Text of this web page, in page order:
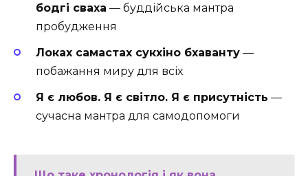
бодгі сваха — буддійська мантра
пробудження
Локах самастах сукхіно бхаванту —
побажання миру для всіх
Я є любов. Я є світло. Я є присутність —
сучасна мантра для самодопомоги